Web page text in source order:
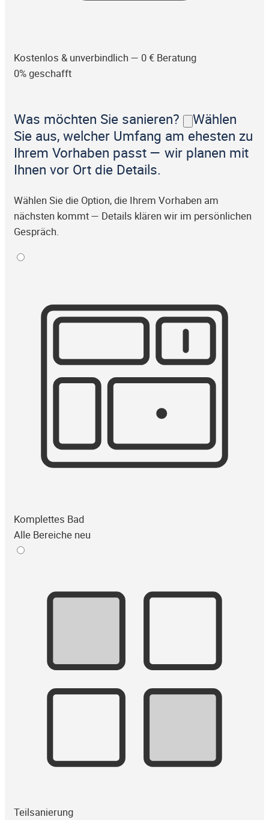
Kostenlos & unverbindlich — 0 € Beratung
0% geschafft
Was möchten Sie sanieren?
Wählen
Sie aus, welcher Umfang am ehesten zu
Ihrem Vorhaben passt — wir planen mit
Ihnen vor Ort die Details.
Wählen Sie die Option, die Ihrem Vorhaben am
nächsten kommt — Details klären wir im persönlichen
Gespräch.
Komplettes Bad
Alle Bereiche neu
Teilsanierung